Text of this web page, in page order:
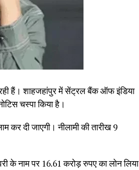
हैं। शाहजहांपुर में सेंट्रल बैंक ऑफ इंडिया
चस्पा किया है।
कर दी जाएगी। नीलामी की तारीख 9
के नाम पर 16.61 करोड़ रुपए का लोन लिया